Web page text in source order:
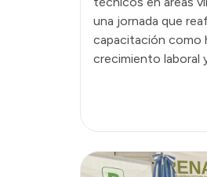
una jornada que
capacitación como
crecimiento laboral